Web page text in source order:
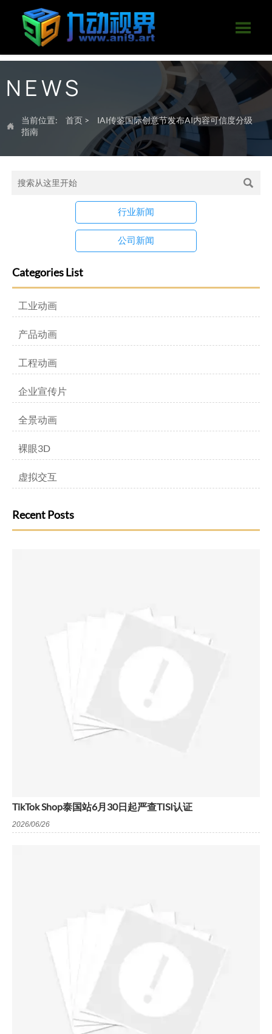

NEWS

当前位置: 首页 >
IAI传鉴国际创意节发布AI内容可信度分级
指南

行业新闻
公司新闻
Categories List
工业动画
产品动画
工程动画
企业宣传片
全景动画
裸眼3D
虚拟交互
Recent Posts
TikTok Shop泰国站6月30日起严查TISI认证
2026/06/26